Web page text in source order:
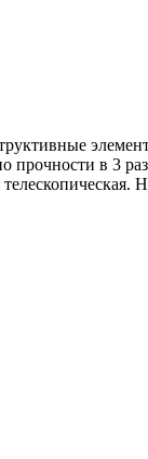
прочности в 3